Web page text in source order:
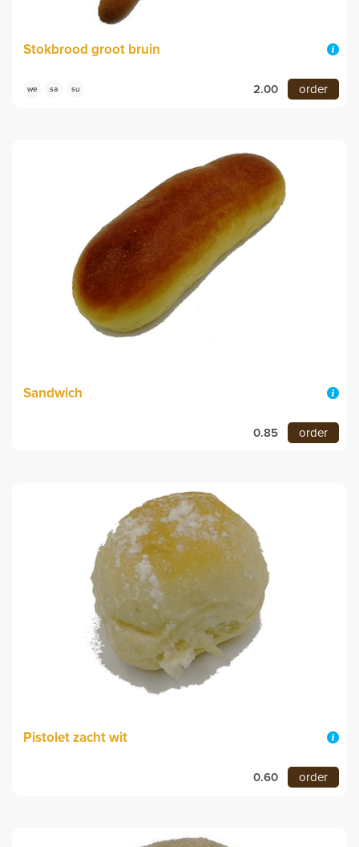
Stokbrood groot bruin
we sa su 2.00 order
Sandwich
0.85 order
Pistolet zacht wit
0.60 order